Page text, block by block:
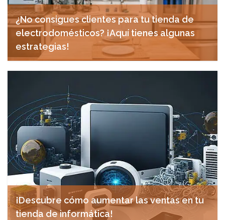
¿No consigues clientes para tu tienda de
electrodomésticos? ¡Aquí tienes algunas
estrategias!
diciembre 12, 2024
¡Descubre cómo aumentar las ventas en tu
tienda de informática!